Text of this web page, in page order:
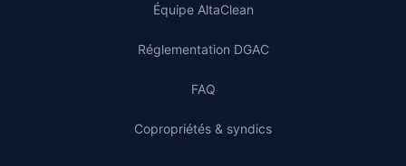
Équipe AltaClean
Réglementation DGAC
FAQ
Copropriétés & syndics